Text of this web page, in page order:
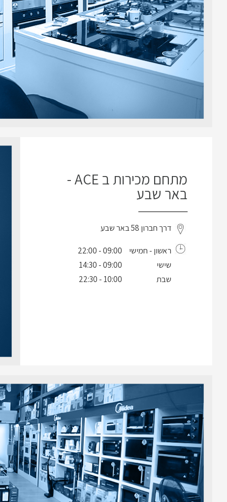
מתחם מכירות ב ACE -
באר שבע
דרך חברון 58 באר שבע
ראשון - חמישי
09:00 - 22:00
שישי
09:00 - 14:30
שבת
10:00 - 22:30